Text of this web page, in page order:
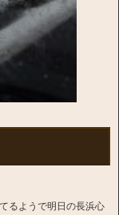
るようで明日の長浜心